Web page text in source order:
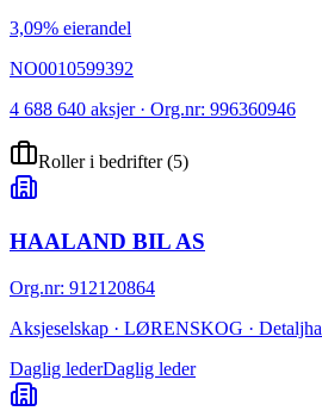
3,09% eierandel
NO0010599392
4 688 640 aksjer · Org.nr: 996360946
Roller i bedrifter(5)
HAALAND BIL AS
Org.nr: 912120864
Aksjeselskap · LØRENSKOG ·
Daglig lederDaglig leder